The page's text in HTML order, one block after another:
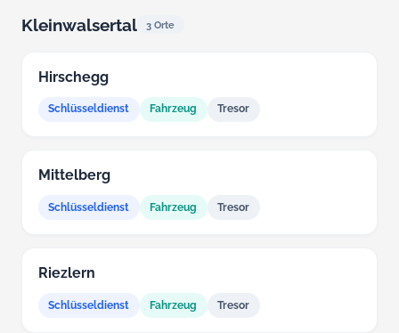
Kleinwalsertal 3 Orte
Hirschegg
Schlüsseldienst Fahrzeug Tresor
Mittelberg
Schlüsseldienst Fahrzeug Tresor
Riezlern
Schlüsseldienst Fahrzeug Tresor